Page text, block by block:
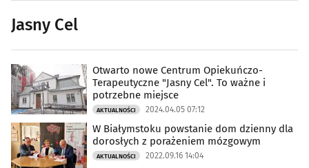
Jasny Cel
Otwarto nowe Centrum Opiekuńczo-
Terapeutyczne "Jasny Cel". To ważne i
potrzebne miejsce
AKTUALNOŚCI 2024.04.05 07:12
W Białymstoku powstanie dom dzienny dla
dorosłych z porażeniem mózgowym
AKTUALNOŚCI 2022.09.16 14:04